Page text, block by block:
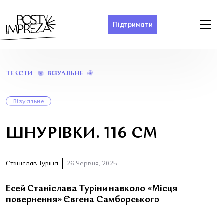
Підтримати
ТЕКСТИ ВІЗУАЛЬНЕ
Візуальне
ШНУРІВКИ. 116 СМ
Станіслав Туріна 26 Червня, 2025
Есей Станіслава Туріни навколо «Місця
повернення» Євгена Самборського